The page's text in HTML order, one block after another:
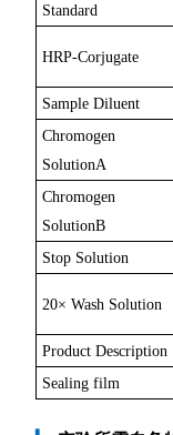
Standard
HRP-Corjugate
Sample Diluent
Chromogen
SolutionA
Chromogen
SolutionB
Stop Solution
20× Wash Solution
Product Description
Sealing film